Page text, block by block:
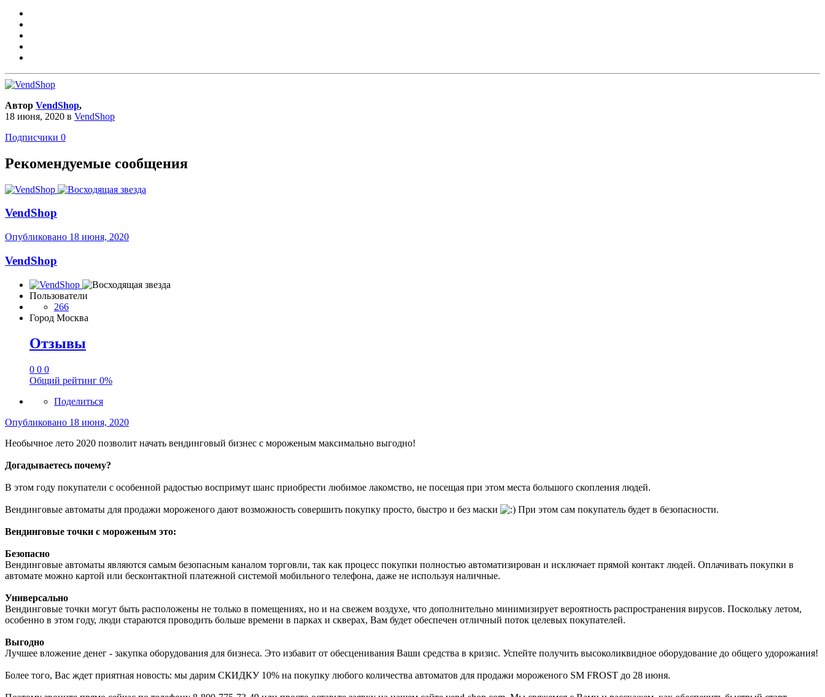
Автор VendShop,
18 июня, 2020 в VendShop
Подписчики 0
Рекомендуемые сообщения
VendShop
Опубликовано 18 июня, 2020
VendShop
Пользователи
266
Город Москва
Отзывы
0 0 0
Общий рейтинг 0%
Поделиться
Опубликовано 18 июня, 2020
Необычное лето 2020 позволит начать вендинговый бизнес с мороженым максимально выгодно!
Догадываетесь почему?
В этом году покупатели с особенной радостью воспримут шанс приобрести любимое лакомство, не посещая при этом места большого скопления людей.
Вендинговые автоматы для продажи мороженого дают возможность совершить покупку просто, быстро и без маски При этом сам покупатель будет в безопасности.
Вендинговые точки с мороженым это:
Безопасно
Вендинговые автоматы являются самым безопасным каналом торговли, так как процесс покупки полностью автоматизирован и исключает прямой контакт людей. Оплачивать покупки в
автомате можно картой или бесконтактной платежной системой мобильного телефона, даже не используя наличные.
Универсально
Вендинговые точки могут быть расположены не только в помещениях, но и на свежем воздухе, что дополнительно минимизирует вероятность распространения вирусов. Поскольку летом,
особенно в этом году, люди стараются проводить больше времени в парках и скверах, Вам будет обеспечен отличный поток целевых покупателей.
Выгодно
Лучшее вложение денег - закупка оборудования для бизнеса. Это избавит от обесценивания Ваши средства в кризис. Успейте получить высоколиквидное оборудование до общего удорожания!
Более того, Вас ждет приятная новость: мы дарим СКИДКУ 10% на покупку любого количества автоматов для продажи мороженого SM FROST до 28 июня.